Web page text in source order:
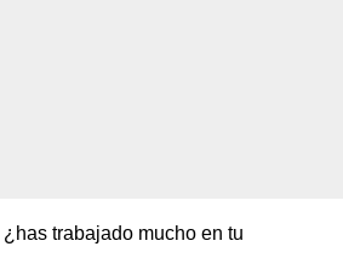
trabajado mucho en tu